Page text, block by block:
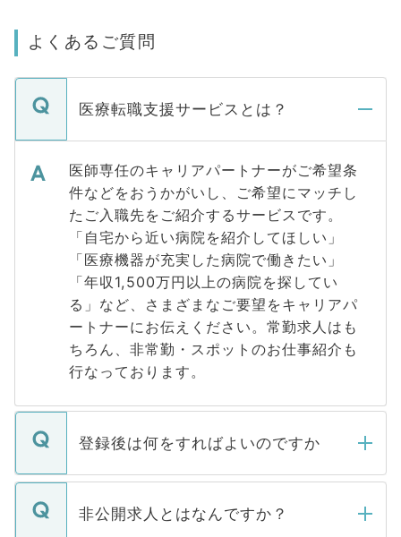
よくあるご質問
医療転職支援サービスとは？
医師専任のキャリアパートナーがご希望条
件などをおうかがいし、ご希望にマッチし
たご入職先をご紹介するサービスです。
「自宅から近い病院を紹介してほしい」
「医療機器が充実した病院で働きたい」
「年収1,500万円以上の病院を探してい
る」など、さまざまなご要望をキャリアパ
ートナーにお伝えください。常勤求人はも
ちろん、非常勤・スポットのお仕事紹介も
行なっております。
登録後は何をすればよいのですか
ご登録いただきましたら、弊社担当者がご
登録内容を確認し、その後メールもしくは
非公開求人とはなんですか？